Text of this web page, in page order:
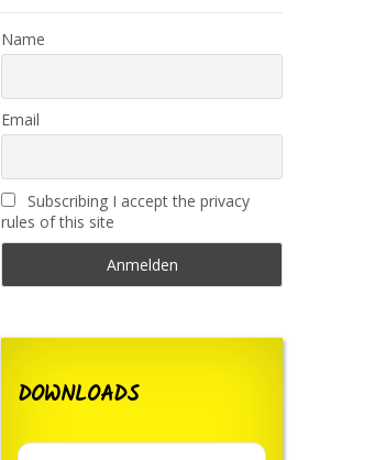
Name
Email
Subscribing I accept the privacy
rules of this site
DOWNLOADS